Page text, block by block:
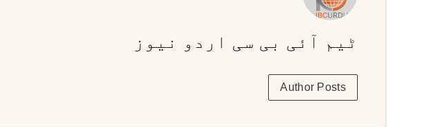
ٹیم آئی بی سی اردو نیوز
Author Posts